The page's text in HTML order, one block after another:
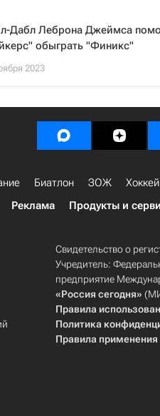
Дабл Леброна Джеймса
обыграть "Финикс"
2023
Биатлон ЗОЖ Хоккей
Реклама Продукты и
Свидетельство о
Учредитель:
предприятие
«Россия сегодня»
Правила
Политика
Правила применения